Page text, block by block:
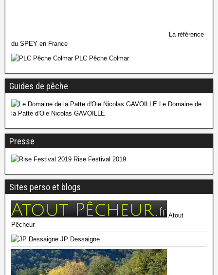
La référence
du SPEY en France
PLC Pêche Colmar
Guides de pêche
Le Domaine de
la Patte d'Oie Nicolas GAVOILLE
Presse
Rise Festival 2019
Sites perso et blogs
Atout
Pêcheur
JP Dessaigne